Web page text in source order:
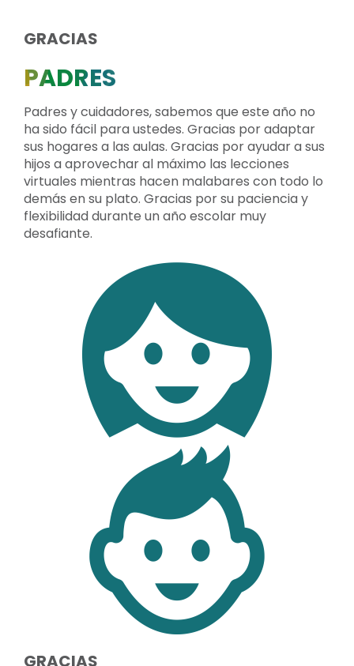
GRACIAS
PADRES
Padres y cuidadores, sabemos que este año no
ha sido fácil para ustedes. Gracias por adaptar
sus hogares a las aulas. Gracias por ayudar a sus
hijos a aprovechar al máximo las lecciones
virtuales mientras hacen malabares con todo lo
demás en su plato. Gracias por su paciencia y
flexibilidad durante un año escolar muy
desafiante.
GRACIAS